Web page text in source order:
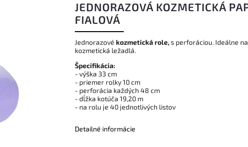
JEDNORAZOVÁ KOZMETICKÁ
FIALOVÁ
Jednorazové kozmetická role,s perforáciou. Ideálne
kozmetická ležadlá.
Špecifikácia:
- výška 33 cm
- priemer rolky 10 cm
- perforácia každých 48 cm
- dĺžka kotúča 19,20 m
- na rolu je 40 jednotlivých listov
Detailné informácie